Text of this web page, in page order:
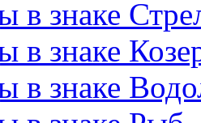
в знаке
в знаке
в знаке